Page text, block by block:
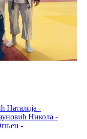
Наталија -
Никола -
-